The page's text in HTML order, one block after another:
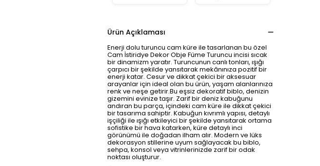
Ürün Açıklaması
Enerji dolu turuncu cam küre ile tasarlanan bu özel
Cam İstiridye Dekor Obje Füme Turuncu incisi sıcak
bir dinamizm yaratır. Turuncunun canlı tonları, ışığı
çarpıcı bir şekilde yansıtarak mekânınıza pozitif bir
enerji katar. Cesur ve dikkat çekici bir aksesuar
arayanlar için ideal olan bu ürün, yaşam alanlarınıza
renk ve neşe getirir.Bu eşsiz dekoratif biblo, denizin
gizemini evinize taşır. Zarif bir deniz kabuğunu
andıran bu parça, içindeki cam küre ile dikkat çekici
bir tasarıma sahiptir. Kabuğun kıvrımlı yapısı, detaylı
işçiliği ile ışığı etkileyici bir şekilde yansıtarak ortama
sofistike bir hava katarken, küre detaylı inci
görünümü ile doğadan ilham alır. Modern ve lüks
dekorasyon stillerine uyum sağlayacak bu biblo,
sehpa, konsol veya vitrinlerinizde zarif bir odak
noktası oluşturur.